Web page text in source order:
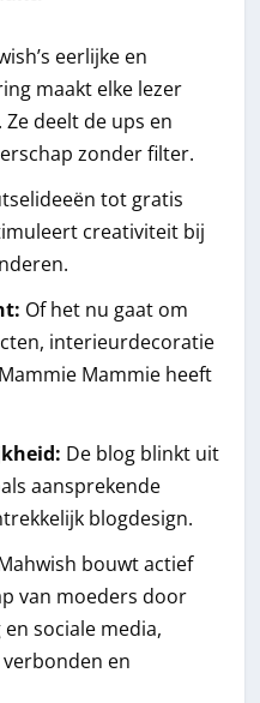
eerlijke en
maakt elke lezer
deelt de ups en
zonder filter.
tot gratis
creativiteit bij
Of het nu gaat om
interieurdecoratie
Mammie heeft
De blog blinkt uit
aansprekende
blogdesign.
bouwt actief
van moeders door
sociale media,
en